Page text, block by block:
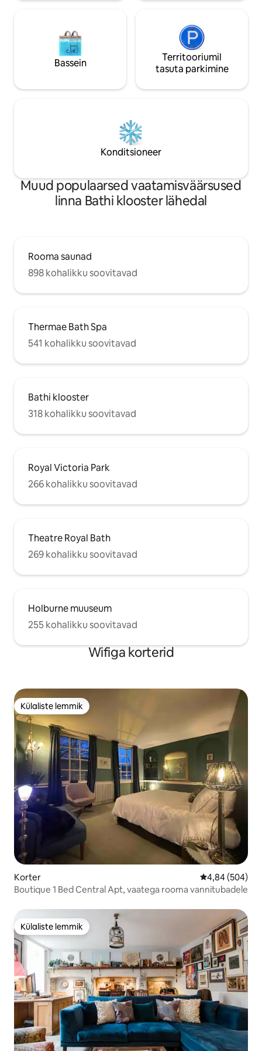
Bassein
Territooriumil
tasuta parkimine
Konditsioneer
Muud populaarsed vaatamisväärsused
linna Bathi klooster lähedal
Rooma saunad
898 kohalikku soovitavad
Thermae Bath Spa
541 kohalikku soovitavad
Bathi klooster
318 kohalikku soovitavad
Royal Victoria Park
266 kohalikku soovitavad
Theatre Royal Bath
269 kohalikku soovitavad
Holburne muuseum
255 kohalikku soovitavad
Wifiga korterid
Külaliste lemmik
Külaliste lemmik
Korter Keskmine
4,84 (504)
Boutique 1 Bed Central Apt, vaatega rooma vannitubadele
Külaliste lemmik
Külaliste lemmik